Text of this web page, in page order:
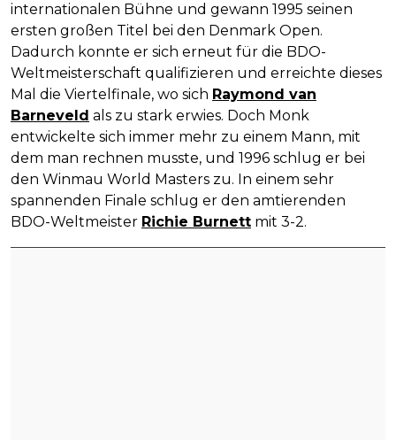
internationalen Bühne und gewann 1995 seinen
ersten großen Titel bei den Denmark Open.
Dadurch konnte er sich erneut für die BDO-
Weltmeisterschaft qualifizieren und erreichte dieses
Mal die Viertelfinale, wo sich Raymond van
Barneveld als zu stark erwies. Doch Monk
entwickelte sich immer mehr zu einem Mann, mit
dem man rechnen musste, und 1996 schlug er bei
den Winmau World Masters zu. In einem sehr
spannenden Finale schlug er den amtierenden
BDO-Weltmeister Richie Burnett mit 3-2.